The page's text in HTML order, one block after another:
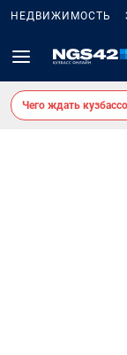
НЕДВИЖИМОСТЬ
Чего ждать